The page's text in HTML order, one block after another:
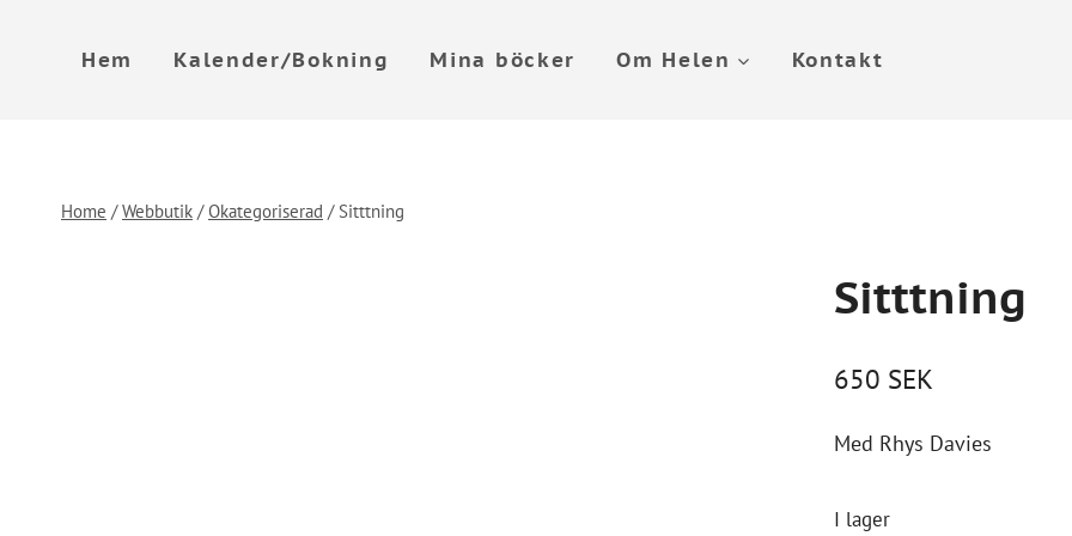
Hem Kalender/Bokning Mina böcker Om Helen Kontakt
Home / Webbutik / Okategoriserad / Sitttning
Sitttning
650 SEK
Med Rhys Davies
I lager